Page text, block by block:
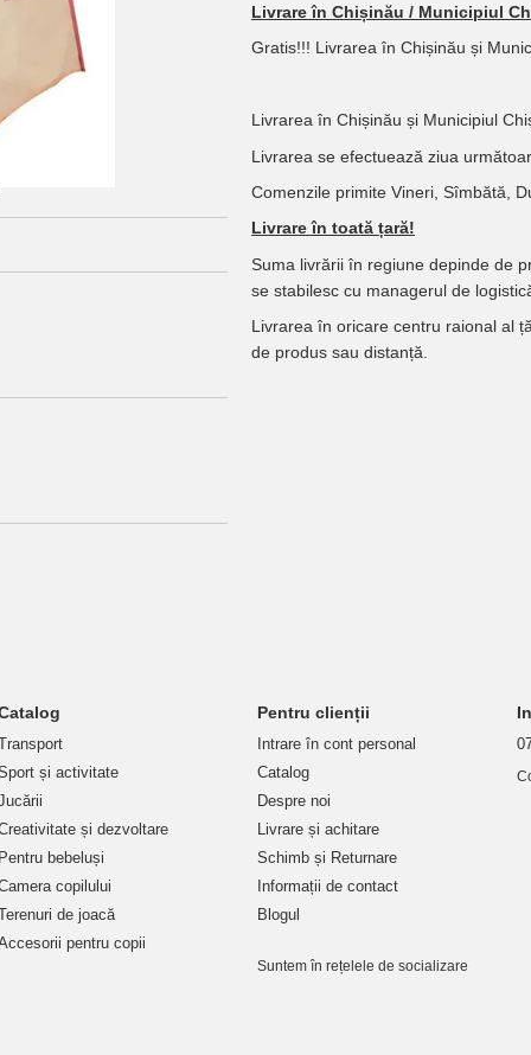
Livrare în Chișinău / Municipiul
Gratis!!! Livrarea în Chișinău și
Livrarea în Chișinău și Municipiul
Livrarea se efectuează ziua
Comenzile primite Vineri, Sîmbătă,
Livrare în toată țară!
Suma livrării în regiune depinde de
se stabilesc cu managerul de
Livrarea în oricare centru raional al
de produs sau distanță.
și activitate
și dezvoltare
Pentru bebeluși
copilului
de joacă
pentru copii
Pentru clienții
Intrare în cont personal
Catalog
Despre noi
Livrare și achitare
Schimb și Returnare
Informații de contact
Blogul
Suntem în rețelele de socializare